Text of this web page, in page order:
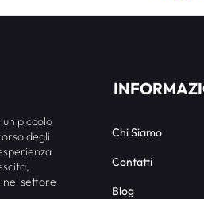
un piccolo
degli
settore
Chi Siamo
Contatti
Blog